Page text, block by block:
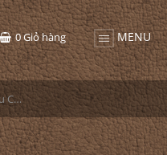
MENU
0Giỏ hàng
Rượu Camus XO Elegance Hộp Quà Tết 2022